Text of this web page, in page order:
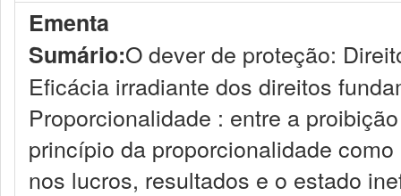
Ementa
Sumário:O dever de proteção:
Eficácia irradiante dos direitos
Proporcionalidade : entre a
princípio da proporcionalidade
nos lucros, resultados e o estado